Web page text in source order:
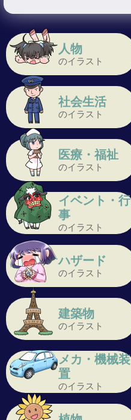
人物
のイラスト
社会生活
のイラスト
医療・福祉
のイラスト
イベント・行
事
のイラスト
ハザード
のイラスト
建築物
のイラスト
メカ・機械装
置
のイラスト